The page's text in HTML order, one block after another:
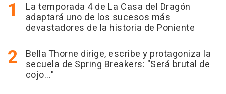
La temporada 4 de La Casa del Dragón
adaptará uno de los sucesos más
devastadores de la historia de Poniente
Bella Thorne dirige, escribe y protagoniza la
secuela de Spring Breakers: "Será brutal de
cojo..."